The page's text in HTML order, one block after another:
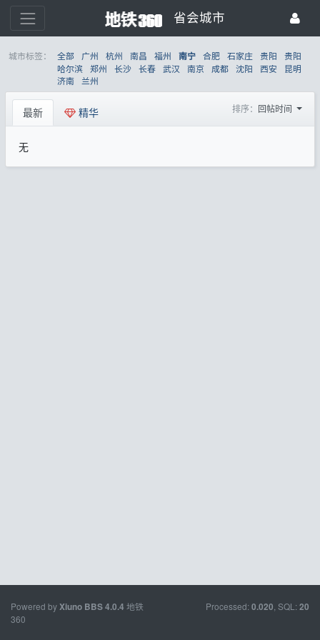
省会城市
城市标签： 全部 广州 杭州 南昌 福州 南宁 合肥 石家庄 贵阳
贵阳
哈尔滨 郑州 长沙 长春 武汉 南京 成都 沈阳 西安
昆明
济南
兰州
最新 精华 排序： 回帖时间
无
Powered byXiuno BBS4.0.4 地铁
360
Processed: 0.020 , SQL: 20